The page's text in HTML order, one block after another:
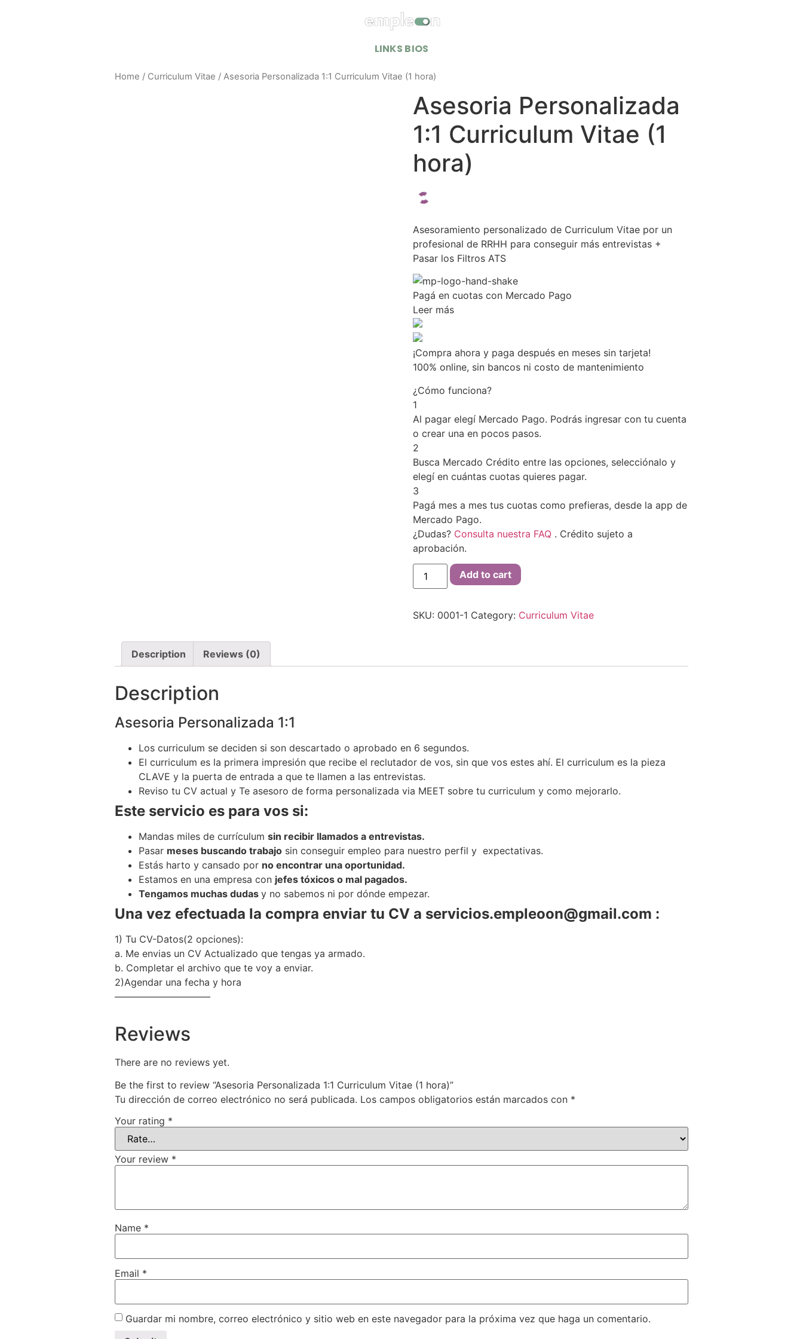
LINKS BIOS
Home / Curriculum Vitae / Asesoria Personalizada 1:1 Curriculum Vitae (1 hora)
Asesoria Personalizada
1:1 Curriculum Vitae (1
hora)
Asesoramiento personalizado de Curriculum Vitae por un
profesional de RRHH para conseguir más entrevistas +
Pasar los Filtros ATS
Pagá en cuotas con Mercado Pago
Leer más
¡Compra ahora y paga después en meses sin tarjeta!
100% online, sin bancos ni costo de mantenimiento
¿Cómo funciona?
1
Al pagar elegí Mercado Pago. Podrás ingresar con tu cuenta
o crear una en pocos pasos.
2
Busca Mercado Crédito entre las opciones, selecciónalo y
elegí en cuántas cuotas quieres pagar.
3
Pagá mes a mes tus cuotas como prefieras, desde la app de
Mercado Pago.
¿Dudas? Consulta nuestra FAQ . Crédito sujeto a
aprobación.
Add to cart
SKU: 0001-1 Category: Curriculum Vitae
Description Reviews (0)
Description
Asesoria Personalizada 1:1
Los curriculum se deciden si son descartado o aprobado en 6 segundos.
El curriculum es la primera impresión que recibe el reclutador de vos, sin que vos estes ahí. El curriculum es la pieza
CLAVE y la puerta de entrada a que te llamen a las entrevistas.
Reviso tu CV actual y Te asesoro de forma personalizada via MEET sobre tu curriculum y como mejorarlo.
Este servicio es para vos si:
Mandas miles de currículum sin recibir llamados a entrevistas.
Pasar meses buscando trabajo sin conseguir empleo para nuestro perfil y expectativas.
Estás harto y cansado por no encontrar una oportunidad.
Estamos en una empresa con jefes tóxicos o mal pagados.
Tengamos muchas dudas y no sabemos ni por dónde empezar.
Una vez efectuada la compra enviar tu CV a servicios.empleoon@gmail.com :
1) Tu CV-Datos(2 opciones):
a. Me envias un CV Actualizado que tengas ya armado.
b. Completar el archivo que te voy a enviar.
2)Agendar una fecha y hora
——————————
Reviews
There are no reviews yet.
Be the first to review “Asesoria Personalizada 1:1 Curriculum Vitae (1 hora)”
Tu dirección de correo electrónico no será publicada. Los campos obligatorios están marcados con *
Your rating *
Your review *
Name *
Email *
Guardar mi nombre, correo electrónico y sitio web en este navegador para la próxima vez que haga un comentario.